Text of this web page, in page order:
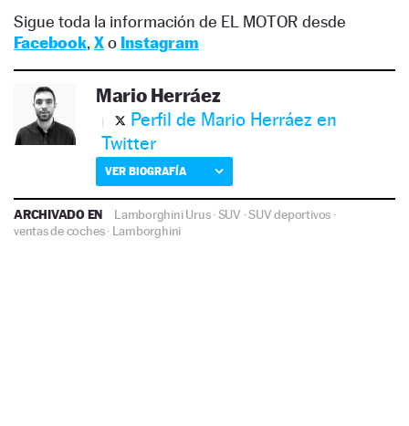
Sigue toda la información de EL MOTOR desde
Facebook, Xo Instagram
Mario Herráez
Perfil de Mario Herráez en
Twitter
VER BIOGRAFÍA
ARCHIVADO EN Lamborghini Urus·SUV ·SUV deportivos ·
ventas de coches· Lamborghini